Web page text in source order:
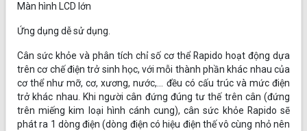
Màn hình LCD lớn
Ứng dụng dễ sử dụng.
Cân sức khỏe và phân tích chỉ số cơ thể Rapido hoạt động dựa
trên cơ chế điện trở sinh học, với mỗi thành phần khác nhau của
cơ thể như mỡ, cơ, xương, nước,… đều có cấu trúc và mức điện
trở khác nhau. Khi người cân đứng đúng tư thế trên cân (đứng
trên miếng kim loại hình cánh cung), cân sức khỏe Rapido sẽ
phát ra 1 dòng điện (dòng điện có hiệu điện thế vô cùng nhỏ nên